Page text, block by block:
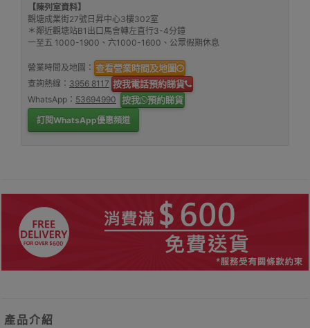
【陳列室資料】
觀塘成業街27號日昇中心3樓302室
＊鄰近觀塘站B1出口馬會轉左直行3-4分鐘
一至五 1000-1900、六1000-1600、公眾假期休息
營業時間及地圖： 查看營業時間及地圖
查詢熱線： 3956 8117 按我電話預約睇貨
WhatsApp： 53694990 按我 預約睇貨
訂閱WhatsApp優惠頻道
產品介紹